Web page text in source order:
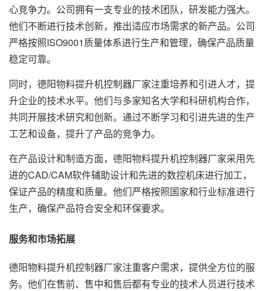
心竞争力。公司拥有一支专业的技术团队，研发能力强大。
他们不断进行技术创新，推出适应市场需求的新产品。公司
严格按照ISO9001质量体系进行生产和管理，确保产品质量
稳定可靠。
同时，德阳物料提升机控制器厂家注重培养和引进人才，提
升企业的技术水平。他们与多家知名大学和科研机构合作，
共同开展技术研究和创新。通过不断学习和引进先进的生产
工艺和设备，提升了产品的竞争力。
在产品设计和制造方面，德阳物料提升机控制器厂家采用先
进的CAD/CAM软件辅助设计和先进的数控机床进行加工，
保证产品的精度和质量。他们严格按照国家和行业标准进行
生产，确保产品符合安全和环保要求。
服务和市场拓展
德阳物料提升机控制器厂家注重客户需求，提供全方位的服
务。他们在售前、售中和售后都有专业的技术人员进行技术